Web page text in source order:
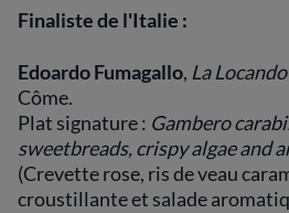
Finaliste de l'Italie :
Edoardo Fumagallo, La
Côme.
Plat signature : Gambero
sweetbreads, crispy algae and
(Crevette rose, ris de veau
croustillante et salade